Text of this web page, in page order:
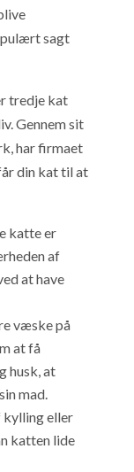
sagt
tredje kat
Gennem sit
har firmaet
din kat til at
katte er
af
at have
væske på
at få
husk, at
mad.
kylling eller
katten lide